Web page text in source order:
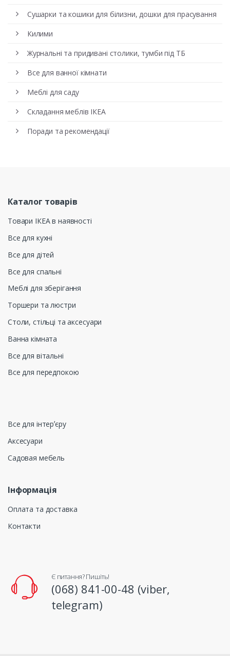
Сушарки та кошики для білизни, дошки для прасування
Килими
Журнальні та придивані столики, тумби під ТБ
Все для ванної кімнати
Меблі для саду
Складання меблів ІКЕА
Поради та рекомендації
Каталог товарів
Товари ІКЕА в наявності
Все для кухні
Все для дітей
Все для спальні
Меблі для зберігання
Торшери та люстри
Столи, стільці та аксесуари
Ванна кімната
Все для вітальні
Все для передпокою
Все для інтерʼєру
Аксесуари
Садовая мебель
Інформація
Оплата та доставка
Контакти
Є питання? Пишіть!
(068) 841-00-48 (viber,
telegram)